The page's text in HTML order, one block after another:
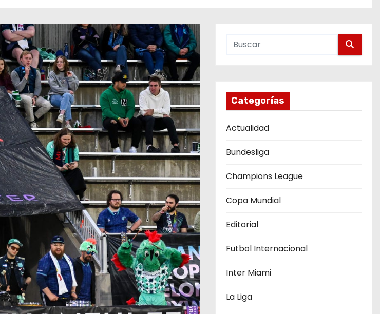
Categorías
Actualidad
Bundesliga
Champions League
Copa Mundial
Editorial
Futbol Internacional
Inter Miami
La Liga